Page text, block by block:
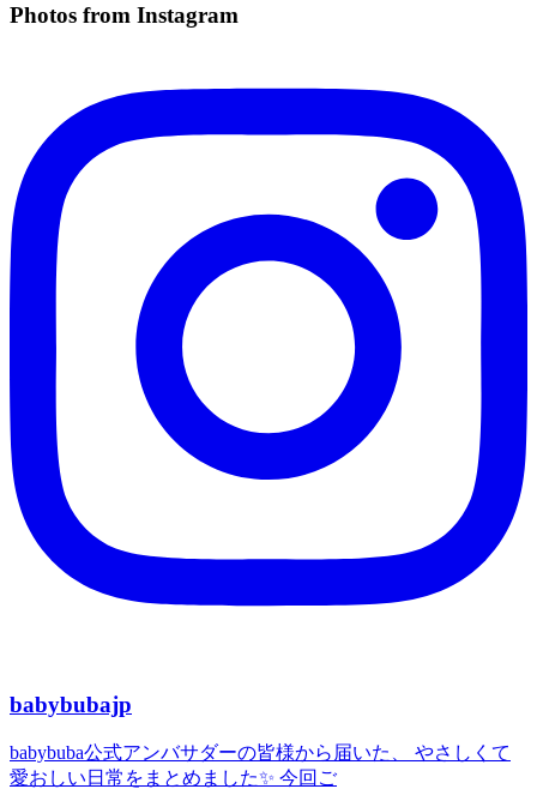
Photos from Instagram
babybubajp
babybuba公式アンバサダーの皆様から届いた、 やさしくて
愛おしい日常をまとめました✨ 今回ご